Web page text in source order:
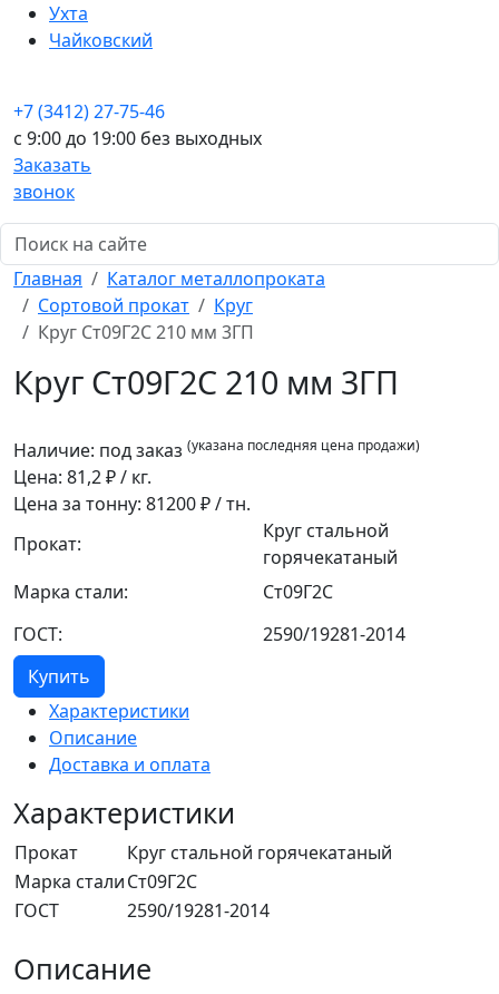
Ухта
Чайковский
+7 (3412) 27-75-46
c 9:00 до 19:00 без выходных
Заказать
звонок
Главная
Каталог металлопроката
Сортовой прокат
Круг
Круг Ст09Г2С 210 мм 3ГП
Круг Ст09Г2С 210 мм 3ГП
Наличие: под заказ (указана последняя цена продажи)
Цена: 81,2₽ / кг.
Цена за тонну: 81200₽ / тн.
Прокат:
Круг стальной
горячекатаный
Марка стали:
Ст09Г2С
ГОСТ:
2590/19281-2014
Купить
Характеристики
Описание
Доставка и оплата
Характеристики
Прокат
Круг стальной горячекатаный
Марка сталиСт09Г2С
ГОСТ
2590/19281-2014
Описание